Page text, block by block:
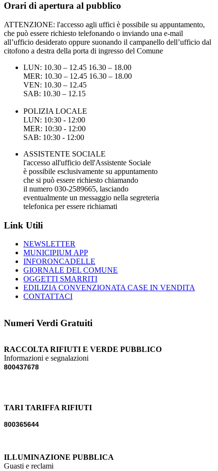
Orari di apertura al pubblico
ATTENZIONE: l'accesso agli uffici è possibile su appuntamento,
che può essere richiesto telefonando o inviando una e-mail
all’ufficio desiderato oppure suonando il campanello dell’ufficio dal
citofono a destra della porta di ingresso del Comune
LUN: 10.30 – 12.45 16.30 – 18.00
MER: 10.30 – 12.45 16.30 – 18.00
VEN: 10.30 – 12.45
SAB: 10.30 – 12.15
POLIZIA LOCALE
LUN: 10:30 - 12:00
MER: 10:30 - 12:00
SAB: 10:30 - 12:00
ASSISTENTE SOCIALE
l'accesso all'ufficio dell'Assistente Sociale
è possibile esclusivamente su appuntamento
che si può essere richiesto chiamando
il numero 030-2589665, lasciando
eventualmente un messaggio nella segreteria
telefonica per essere richiamati
Link Utili
NEWSLETTER
MUNICIPIUM APP
INFORONCADELLE
GIORNALE DEL COMUNE
OGGETTI SMARRITI
EDILIZIA CONVENZIONATA CASE IN VENDITA
CONTATTACI
Numeri Verdi Gratuiti
RACCOLTA RIFIUTI E VERDE PUBBLICO
Informazioni e segnalazioni
800437678
TARI TARIFFA RIFIUTI
800365644
ILLUMINAZIONE PUBBLICA
Guasti e reclami